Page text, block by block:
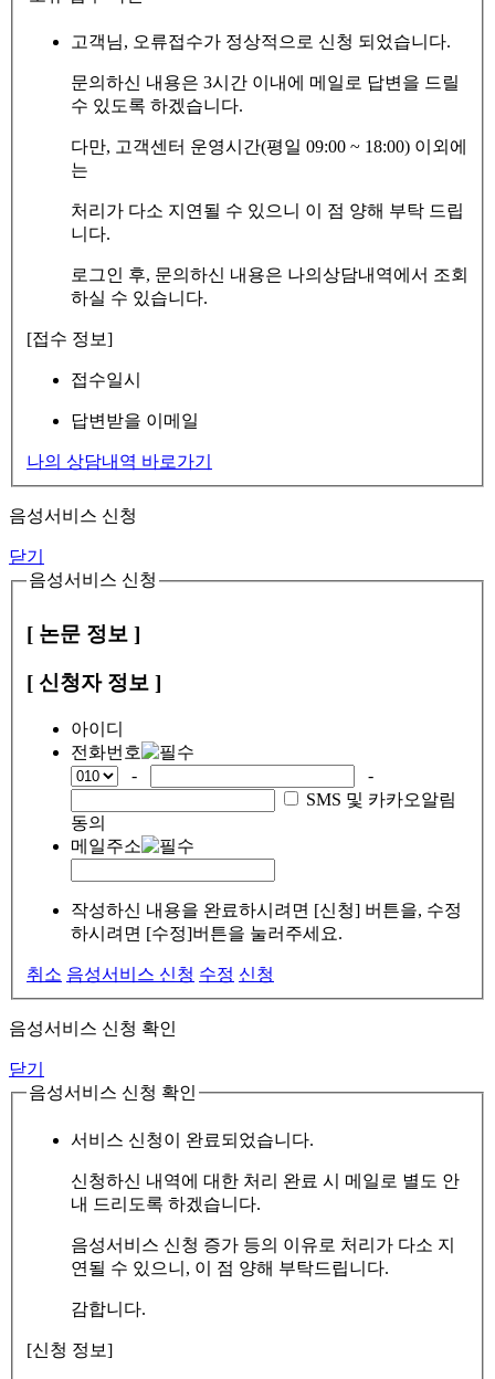
고객님, 오류접수가 정상적으로 신청 되었습니다.
문의하신 내용은 3시간 이내에 메일로 답변을 드릴
수 있도록 하겠습니다.
다만, 고객센터 운영시간(평일 09:00 ~ 18:00) 이외에
는
처리가 다소 지연될 수 있으니 이 점 양해 부탁 드립
니다.
로그인 후, 문의하신 내용은 나의상담내역에서 조회
하실 수 있습니다.
[접수 정보]
접수일시
답변받을 이메일
나의 상담내역 바로가기
음성서비스 신청
닫기
음성서비스 신청
[ 논문 정보 ]
[ 신청자 정보 ]
아이디
전화번호
-
-
SMS 및 카카오알림
동의
메일주소
작성하신 내용을 완료하시려면 [신청] 버튼을, 수정
하시려면 [수정]버튼을 눌러주세요.
취소 음성서비스 신청 수정 신청
음성서비스 신청 확인
닫기
음성서비스 신청 확인
서비스 신청이 완료되었습니다.
신청하신 내역에 대한 처리 완료 시 메일로 별도 안
내 드리도록 하겠습니다.
음성서비스 신청 증가 등의 이유로 처리가 다소 지
연될 수 있으니, 이 점 양해 부탁드립니다.
감합니다.
[신청 정보]